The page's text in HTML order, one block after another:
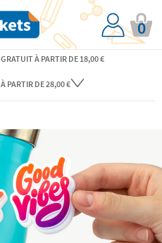
0
GRATUITÀ PARTIR DE 18,00 €
À PARTIR DE 28,00 €